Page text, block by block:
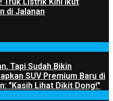
Truk Listrik Kini Ikut
di Jalanan
Tapi Sudah Bikin
SUV Premium Baru di
"Kasih Lihat Dikit Dong!"